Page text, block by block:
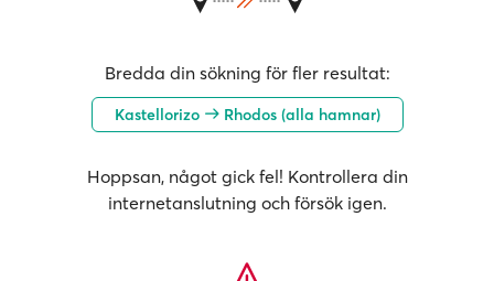
Bredda din sökning för fler resultat:
Kastellorizo Rhodos (alla hamnar)
Hoppsan, något gick fel! Kontrollera din
internetanslutning och försök igen.